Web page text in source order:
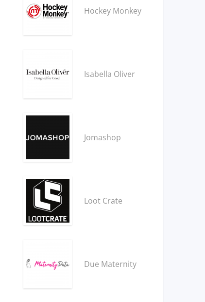
Hockey Monkey
Isabella Oliver
Jomashop
Loot Crate
Due Maternity